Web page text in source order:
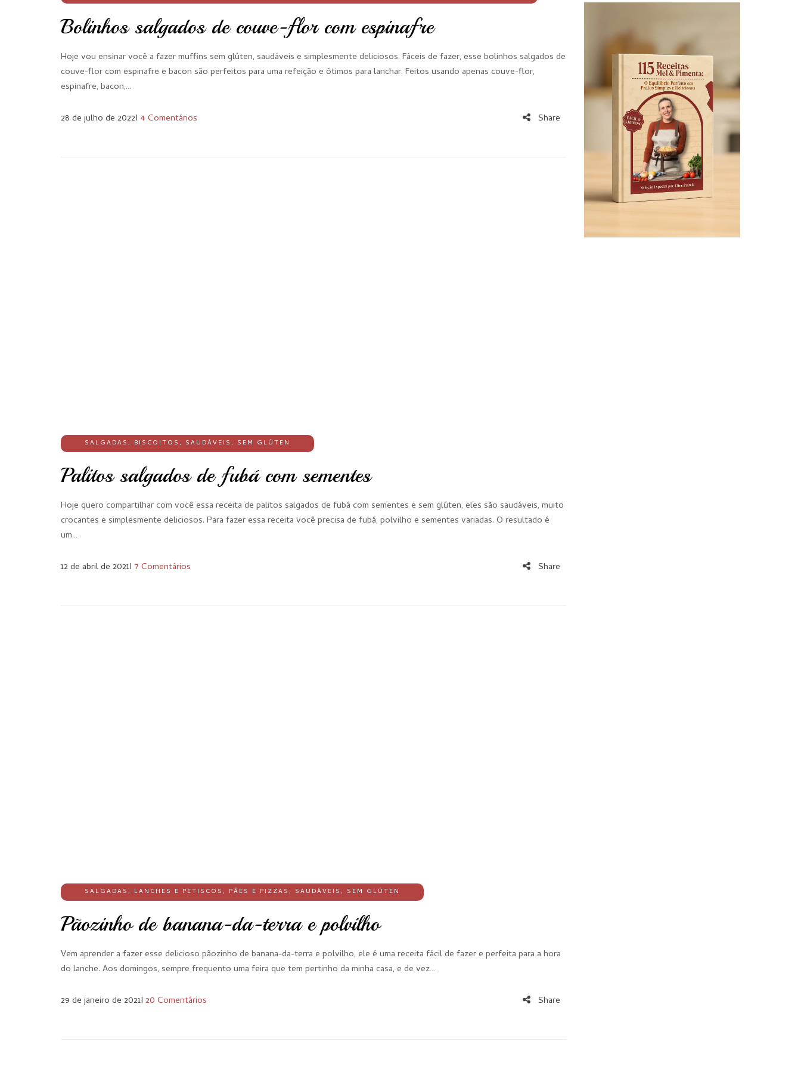
Bolinhos salgados de couve-flor com espinafre
Hoje vou ensinar você a fazer muffins sem glúten, saudáveis e simplesmente deliciosos. Fáceis de fazer, esse bolinhos salgados de
couve-flor com espinafre e bacon são perfeitos para uma refeição e ótimos para lanchar. Feitos usando apenas couve-flor,
espinafre, bacon,…
28 de julho de 2022I 4 Comentários Share
SALGADAS, BISCOITOS, SAUDÁVEIS, SEM GLÚTEN
Palitos salgados de fubá com sementes
Hoje quero compartilhar com você essa receita de palitos salgados de fubá com sementes e sem glúten, eles são saudáveis, muito
crocantes e simplesmente deliciosos. Para fazer essa receita você precisa de fubá, polvilho e sementes variadas. O resultado é
um…
12 de abril de 2021I 7 Comentários Share
SALGADAS, LANCHES E PETISCOS, PÃES E PIZZAS, SAUDÁVEIS, SEM GLÚTEN
Pãozinho de banana-da-terra e polvilho
Vem aprender a fazer esse delicioso pãozinho de banana-da-terra e polvilho, ele é uma receita fácil de fazer e perfeita para a hora
do lanche. Aos domingos, sempre frequento uma feira que tem pertinho da minha casa, e de vez…
29 de janeiro de 2021I 20 Comentários Share